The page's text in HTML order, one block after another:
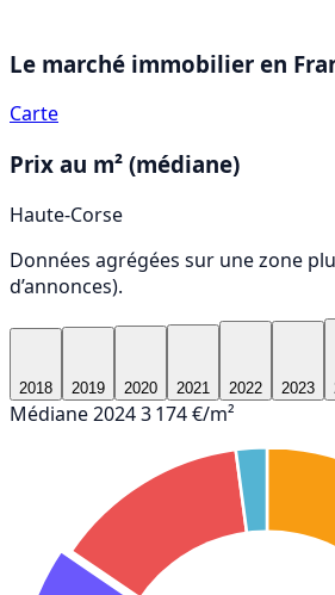
Le marché immobilier en
Carte
Prix au m² (médiane)
Haute-Corse
Données agrégées sur une zone
d’annonces).
2018 2019 2020 2021 2022 2023
Médiane 20243 174 €/m²